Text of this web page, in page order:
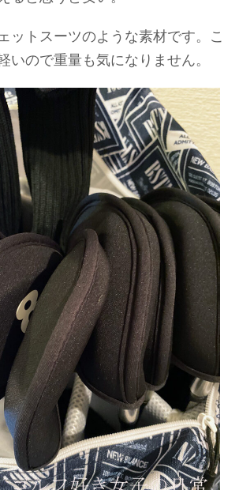
ットスーツのような素材です。こ
いので重量も気になりません。